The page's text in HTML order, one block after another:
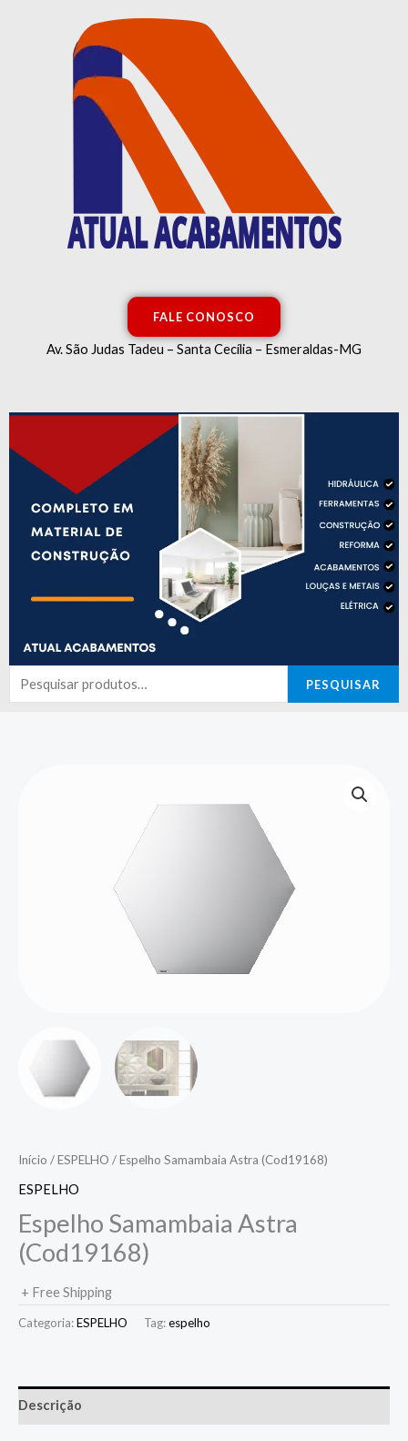
FALE CONOSCO
Av. São Judas Tadeu – Santa Cecília – Esmeraldas-MG
Pesquisar
por:
PESQUISAR
Início /ESPELHO / Espelho Samambaia Astra (Cod19168)
ESPELHO
Espelho Samambaia Astra
(Cod19168)
+ Free Shipping
Categoria:ESPELHO Tag:espelho
Descrição